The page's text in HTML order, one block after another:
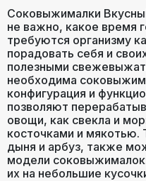
Соковыжималки
не важно, какое время
требуются организму
порадовать себя и
полезными
необходима
конфигурация и
позволяют
овощи, как свекла и
косточками и мякотью.
дыня и арбуз, также
модели
их на небольшие